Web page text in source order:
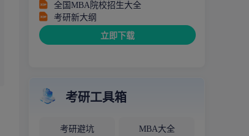
全国MBA院校招生大全
考研新大纲
立即下载
考研工具箱
考研避坑 MBA大全